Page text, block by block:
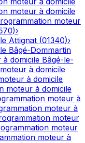
moteur à domicile
moteur
)›
Attignat (01340)›
Bâgé-Dommartin
à domicile Bâgé-le-
à domicile
à domicile
moteur à domicile
moteur à
moteur à
moteur
moteur
moteur à